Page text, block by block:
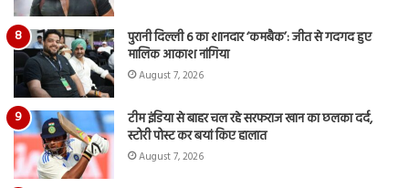
पुरानी दिल्ली 6 का शानदार ‘कमबैक’: जीत से गदगद हुए
मालिक आकाश नांगिया
August 7, 2026
टीम इंडिया से बाहर चल रहे सरफराज खान का छलका दर्द,
स्टोरी पोस्ट कर बयां किए हालात
August 7, 2026